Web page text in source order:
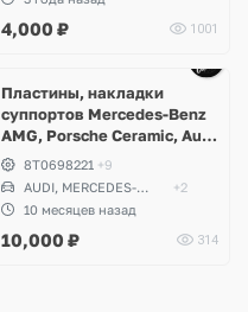
VI R20, Skoda Superb, Seat
Leon Cupra
4,000 ₽ 1001
Пластины, накладки
суппортов Mercedes-Benz
AMG, Porsche Ceramic, Audi
S, RS, Volkswagen R, Seat
Cupra
8T0698221 +9
AUDI, MERCEDES-
BENZ
+2
10 месяцев назад
10,000 ₽ 314